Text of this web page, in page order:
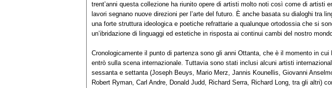
trent’anni questa collezione ha riunito opere di artisti molto noti così come di artisti
lavori segnano nuove direzioni per l’arte del futuro. È anche basata su dialoghi tra
una forte struttura ideologica e poetiche refrattarie a qualunque ortodossia che si
un’ibridazione di linguaggi ed estetiche in risposta ai continui cambi del nostro
Cronologicamente il punto di partenza sono gli anni Ottanta, che è il momento in cui
entrò sulla scena internazionale. Tuttavia sono stati inclusi alcuni artisti
sessanta e settanta (Joseph Beuys, Mario Merz, Jannis Kounellis, Giovanni
Robert Ryman, Carl Andre, Donald Judd, Richard Serra, Richard Long, tra gli altri)